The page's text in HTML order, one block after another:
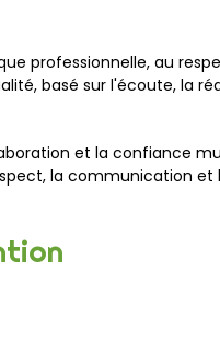
professionnelle, au
basé sur l'écoute, la
et la confiance
la communication